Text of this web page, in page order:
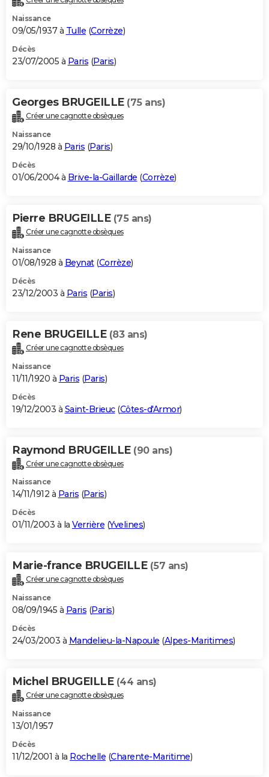
Naissance
09/05/1937 à Tulle (Corrèze)
Décès
23/07/2005 à Paris (Paris)
Georges BRUGEILLE (75 ans)
Créer une cagnotte obsèques
Naissance
29/10/1928 à Paris (Paris)
Décès
01/06/2004 à Brive-la-Gaillarde (Corrèze)
Pierre BRUGEILLE (75 ans)
Créer une cagnotte obsèques
Naissance
01/08/1928 à Beynat(Corrèze)
Décès
23/12/2003 à Paris (Paris)
Rene BRUGEILLE (83 ans)
Créer une cagnotte obsèques
Naissance
11/11/1920 à Paris (Paris)
Décès
19/12/2003 à Saint-Brieuc(Côtes-d'Armor)
Raymond BRUGEILLE (90 ans)
Créer une cagnotte obsèques
Naissance
14/11/1912 à Paris (Paris)
Décès
01/11/2003 à la Verrière (Yvelines)
Marie-france BRUGEILLE (57 ans)
Créer une cagnotte obsèques
Naissance
08/09/1945 à Paris (Paris)
Décès
24/03/2003 à Mandelieu-la-Napoule (Alpes-Maritimes)
Michel BRUGEILLE (44 ans)
Créer une cagnotte obsèques
Naissance
13/01/1957
Décès
11/12/2001 à la Rochelle (Charente-Maritime)